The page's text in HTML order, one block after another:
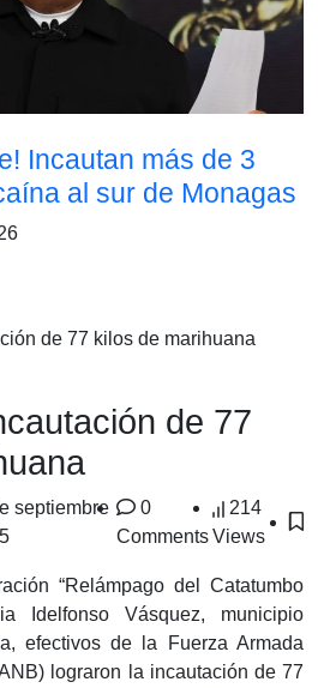
Incautan más de 3
al sur de Monagas
de 77 kilos de marihuana
de 77
septiembre
0
Comments
214
Views
“Relámpago del Catatumbo
Idelfonso Vásquez, municipio
efectivos de la Fuerza Armada
lograron la incautación de 77